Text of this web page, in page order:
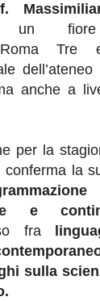
un fiore
Roma Tre
anche a
per la
conferma la
e
fra
sulla